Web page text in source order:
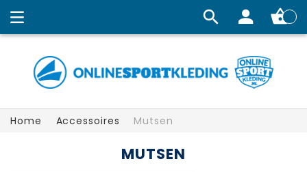
Home Accessoires Mutsen
MUTSEN